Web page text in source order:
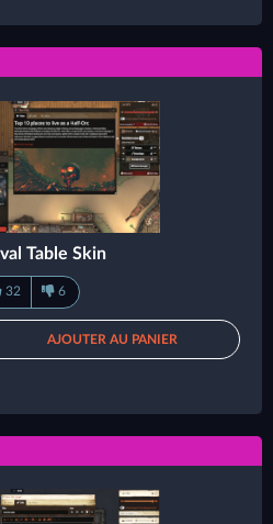
Table Skin
32 6
AJOUTER AU PANIER